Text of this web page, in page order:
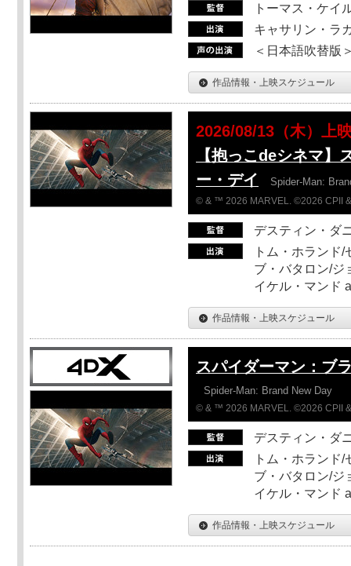
トーマス・ケイ
キャサリン・ラ
＜日本語吹替版
作品情報・上映スケジュール
2026/08/13（木）上
【抱っこdeシネマ】
ー・デイ
Spider-Man:
© & ™ 2026 MARVEL. ©2026 CPII
デスティン・ダ
トム・ホランド
ブ・バタロン/ジ
イケル・マンド
作品情報・上映スケジュール
スパイダーマン：ブ
Spider-Man: Brand New Day
© & ™ 2026 MARVEL. ©2026 CPII
デスティン・ダ
トム・ホランド
ブ・バタロン/ジ
イケル・マンド
作品情報・上映スケジュール